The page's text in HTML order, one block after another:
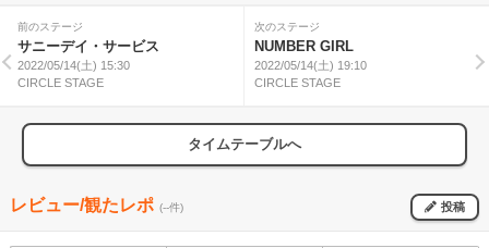
前のステージ
サニーデイ・サービス
2022/05/14(土) 15:30
CIRCLE STAGE
次のステージ
NUMBER GIRL
2022/05/14(土) 19:10
CIRCLE STAGE
タイムテーブルへ
レビュー/観たレポ (--件) 投稿